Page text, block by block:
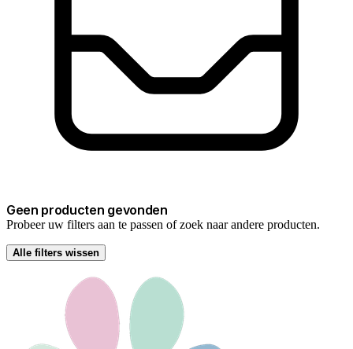
Geen producten gevonden
Probeer uw filters aan te passen of zoek naar andere producten.
Alle filters wissen